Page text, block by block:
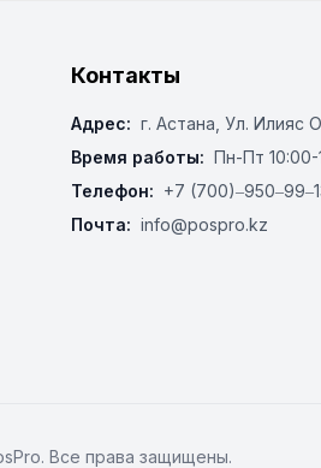
Контакты
Адрес: г. Астана, ​Ул. Илияс
Время работы: Пн-Пт 10:00-
Телефон: +7
Почта: info@pospro.kz
Все права защищены.